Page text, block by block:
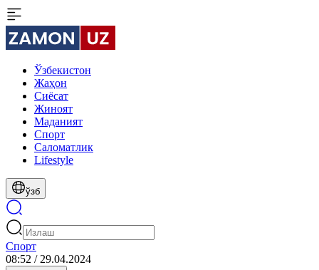
Ўзбекистон
Жаҳон
Сиёсат
Жиноят
Маданият
Спорт
Cаломатлик
Lifestyle
ўзб
Спорт
08:52 / 29.04.2024